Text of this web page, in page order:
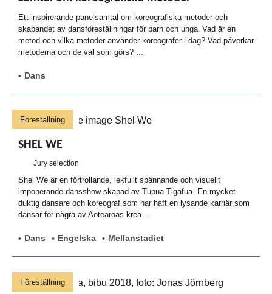
Ett inspirerande panelsamtal om koreografiska metoder och
skapandet av dansföreställningar för barn och unga. Vad är en
metod och vilka metoder använder koreografer i dag? Vad påverkar
metoderna och de val som görs? ...
Dans
SHEL WE
Jury selection
Föreställning
Shel We är en förtrollande, lekfullt spännande och visuellt
imponerande dansshow skapad av Tupua Tigafua. En mycket
duktig dansare och koreograf som har haft en lysande karriär som
dansar för några av Aotearoas krea ...
Dans Engelska Mellanstadiet
Föreställning